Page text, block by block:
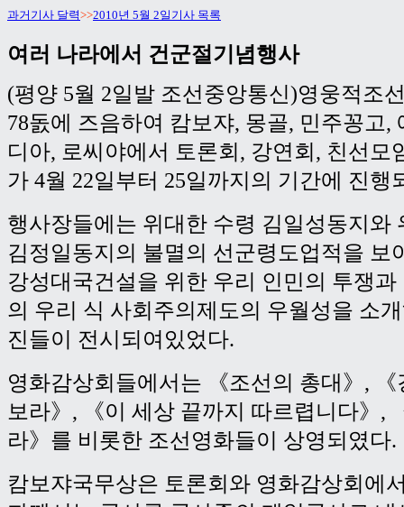
과거기사 달력>>2010년 5월 2일기사 목록
여러 나라에서 건군절기념행사
(평양 5월 2일발 조선중앙통신)영웅적조
78돐에 즈음하여 캄보쟈, 몽골, 민주꽁고,
디아, 로씨야에서 토론회, 강연회, 친선모
가 4월 22일부터 25일까지의 기간에 진행
행사장들에는 위대한 수령 김일성동지와
김정일동지의 불멸의 선군령도업적을 보
강성대국건설을 위한 우리 인민의 투쟁
의 우리 식 사회주의제도의 우월성을 소
진들이 전시되여있었다.
영화감상회들에서는 《조선의 총대》,
보라》, 《이 세상 끝까지 따르렵니다》,
라》를 비롯한 조선영화들이 상영되였다.
캄보쟈국무상은 토론회와 영화감상회에